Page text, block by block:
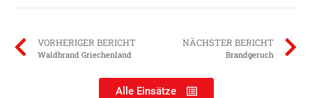
VORHERIGER BERICHT
Waldbrand Griechenland
NÄCHSTER BERICHT
Brandgeruch
Alle Einsätze